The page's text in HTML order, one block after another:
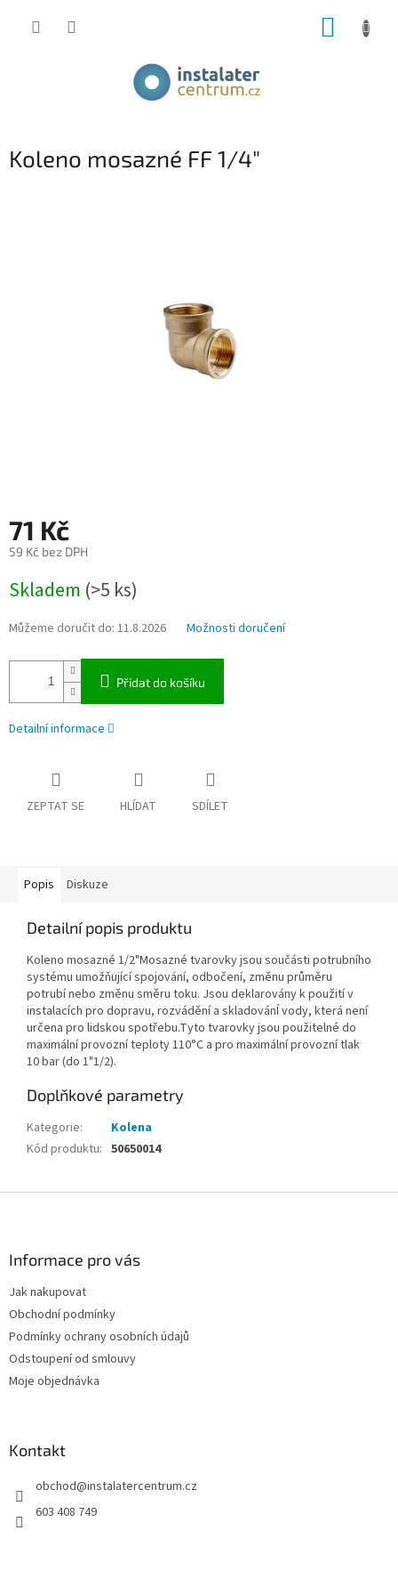
Koleno mosazné FF 1/4"
71 Kč
59 Kč bez DPH
cena:
Skladem (>5 ks)
Můžeme doručit do: 11.8.2026 Možnosti doručení
Přidat do košíku
Detailní informace
ZEPTAT SE HLÍDAT SDÍLET
Popis Diskuze
Detailní popis produktu
Koleno mosazné 1/2"Mosazné tvarovky jsou součásti potrubního
systému umožňující spojování, odbočení, změnu průměru
potrubí nebo změnu směru toku. Jsou deklarovány k použití v
instalacích pro dopravu, rozvádění a skladovánÍ vody, která není
určena pro lidskou spotřebu.Tyto tvarovky jsou použitelné do
maximální provozní teploty 110°C a pro maximální provozní tlak
10 bar (do 1"1/2).
Doplňkové parametry
Kategorie:
Kolena
Kód produktu: 50650014
Informace pro vás
Jak nakupovat
Obchodní podmínky
Podmínky ochrany osobních údajů
Odstoupení od smlouvy
Moje objednávka
Kontakt
obchod@instalatercentrum.cz
603 408 749